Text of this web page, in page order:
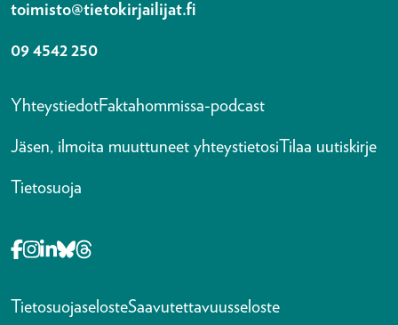
toimisto@tietokirjailijat.fi
09 4542 250
YhteystiedotFaktahommissa-podcast
Jäsen, ilmoita muuttuneet yhteystietosi Tilaa uutiskirje
Tietosuoja
Opens in a new tab Facebook-f
Opens in a new tab Instagram
Opens in a new tab Linkedin-in
Opens in a new tab Bluesky
TietosuojaselosteSaavutettavuusseloste